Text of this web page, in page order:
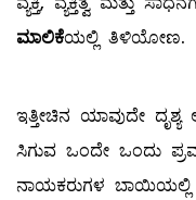
ಮಾಲಿಕೆಯಲ್ಲಿ ತಿಳಿಯೋಣ.
ಇತ್ತೀಚಿನ ಯಾವುದೇ
ಸಿಗುವ ಒಂದೇ ಒಂದು
ನಾಯಕರುಗಳ ಬಾಯಿಯಲ್ಲಿ